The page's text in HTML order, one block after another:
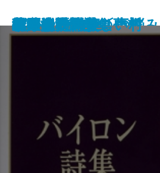
孤独な散歩者の夢想
ゲーテ詩集
脂肪の塊・テリエ館
パルムの僧院〔下〕
巴里の憂鬱
若きウェルテルの悩み
ハイネ詩集
女の一生
パルムの僧院〔上〕
三好達治詩集
バイロン詩集
春琴抄
風立ちぬ・美しい村
ヴィヨンの妻
北原白秋詩集
萩原朔太郎詩集
ヘッセ詩集
春の嵐
椿姫
春